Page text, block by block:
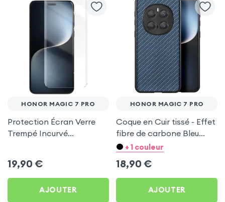
HONOR MAGIC 7 PRO
Protection Écran Verre
Trempé Incurvé
19,90 €
AJOUTER
HONOR MAGIC 7 PRO
Coque en Cuir tissé - Effet
fibre de carbone Bleu
pour Honor Magic 7 Pro
+ 1 couleur
18,90 €
AJOUTER